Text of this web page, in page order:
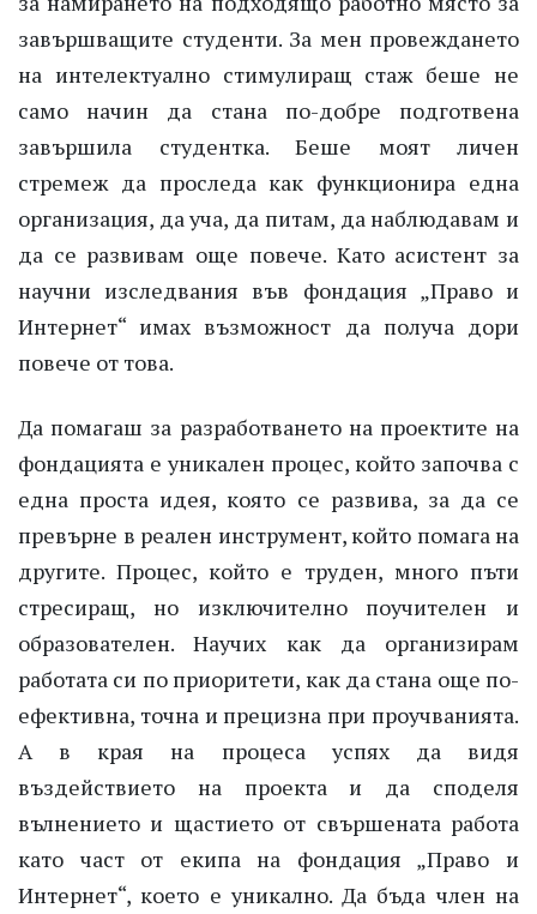
завършващите студенти. За мен провеждането
на интелектуално стимулиращ стаж беше не
само начин да стана по-добре подготвена
завършила студентка. Беше моят личен
стремеж да проследа как функционира една
организация, да уча, да питам, да наблюдавам и
да се развивам още повече. Като aсистент за
научни изследвания във фондация „Право и
Интернет“ имах възможност да получа дори
повече от това.
Да помагаш за разработването на проектите на
фондацията е уникален процес, който започва с
една проста идея, която се развива, за да се
превърне в реален инструмент, който помага на
другите. Процес, който е труден, много пъти
стресиращ, но изключително поучителен и
образователен. Научих как да организирам
работата си по приоритети, как да стана още по-
ефективна, точна и прецизна при проучванията.
А в края на процеса успях да видя
въздействието на проекта и да споделя
вълнението и щастието от свършената работа
като част от екипа на фондация „Право и
Интернет“, което е уникално. Да бъда член на